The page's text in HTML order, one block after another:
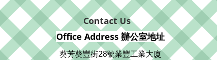
Contact Us
Office Address 辦公室地址
葵芳葵豐街28號業豐工業大廈